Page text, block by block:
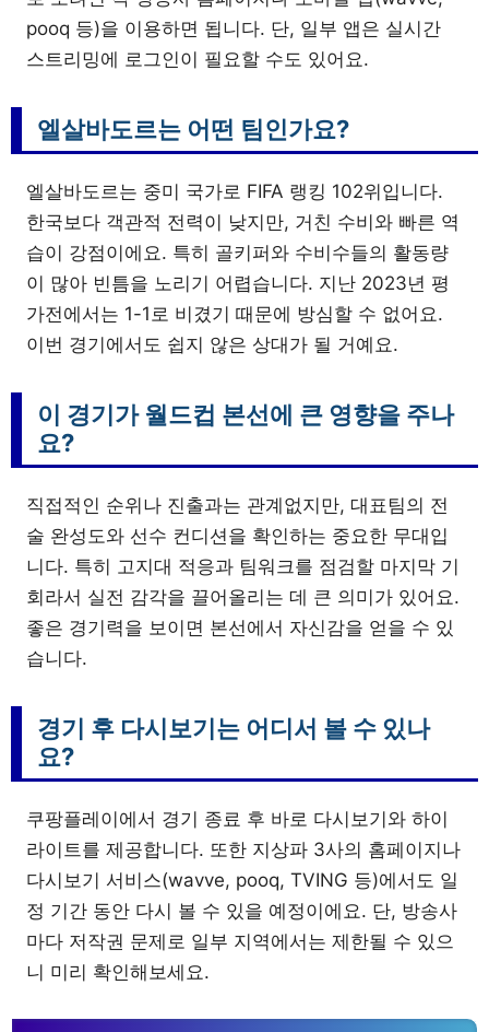
pooq 등)을 이용하면 됩니다. 단, 일부 앱은 실시간
스트리밍에 로그인이 필요할 수도 있어요.
엘살바도르는 어떤 팀인가요?
엘살바도르는 중미 국가로 FIFA 랭킹 102위입니다.
한국보다 객관적 전력이 낮지만, 거친 수비와 빠른 역
습이 강점이에요. 특히 골키퍼와 수비수들의 활동량
이 많아 빈틈을 노리기 어렵습니다. 지난 2023년 평
가전에서는 1-1로 비겼기 때문에 방심할 수 없어요.
이번 경기에서도 쉽지 않은 상대가 될 거예요.
이 경기가 월드컵 본선에 큰 영향을 주나
요?
직접적인 순위나 진출과는 관계없지만, 대표팀의 전
술 완성도와 선수 컨디션을 확인하는 중요한 무대입
니다. 특히 고지대 적응과 팀워크를 점검할 마지막 기
회라서 실전 감각을 끌어올리는 데 큰 의미가 있어요.
좋은 경기력을 보이면 본선에서 자신감을 얻을 수 있
습니다.
경기 후 다시보기는 어디서 볼 수 있나
요?
쿠팡플레이에서 경기 종료 후 바로 다시보기와 하이
라이트를 제공합니다. 또한 지상파 3사의 홈페이지나
다시보기 서비스(wavve, pooq, TVING 등)에서도 일
정 기간 동안 다시 볼 수 있을 예정이에요. 단, 방송사
마다 저작권 문제로 일부 지역에서는 제한될 수 있으
니 미리 확인해보세요.